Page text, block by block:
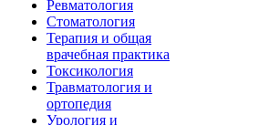
Ревматология
Стоматология
Терапия и общая
врачебная практика
Токсикология
Травматология и
ортопедия
Урология и